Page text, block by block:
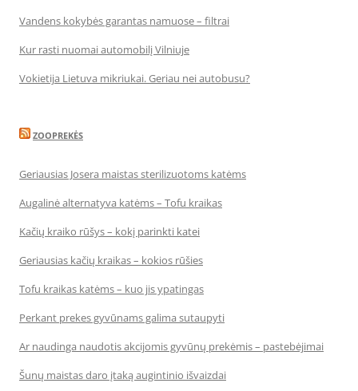
Vandens kokybės garantas namuose – filtrai
Kur rasti nuomai automobilį Vilniuje
Vokietija Lietuva mikriukai. Geriau nei autobusu?
ZOOPREKĖS
Geriausias Josera maistas sterilizuotoms katėms
Augalinė alternatyva katėms – Tofu kraikas
Kačių kraiko rūšys – kokį parinkti katei
Geriausias kačių kraikas – kokios rūšies
Tofu kraikas katėms – kuo jis ypatingas
Perkant prekes gyvūnams galima sutaupyti
Ar naudinga naudotis akcijomis gyvūnų prekėmis – pastebėjimai
Šunų maistas daro įtaką augintinio išvaizdai